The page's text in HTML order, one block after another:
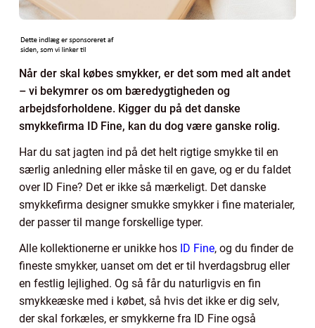
Når der skal købes smykker, er det som med alt andet
– vi bekymrer os om bæredygtigheden og
arbejdsforholdene. Kigger du på det danske
smykkefirma ID Fine, kan du dog være ganske rolig.
Har du sat jagten ind på det helt rigtige smykke til en
særlig anledning eller måske til en gave, og er du faldet
over ID Fine? Det er ikke så mærkeligt. Det danske
smykkefirma designer smukke smykker i fine materialer,
der passer til mange forskellige typer.
Alle kollektionerne er unikke hos ID Fine, og du finder de
fineste smykker, uanset om det er til hverdagsbrug eller
en festlig lejlighed. Og så får du naturligvis en fin
smykkeæske med i købet, så hvis det ikke er dig selv,
der skal forkæles, er smykkerne fra ID Fine også